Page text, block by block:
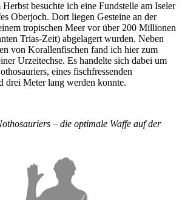
besuchte ich eine Fundstelle am Iseler
Oberjoch. Dort liegen Gesteine an der
tropischen Meer vor über 200 Millionen
Trias-Zeit) abgelagert wurden. Neben
von Korallenfischen fand ich hier zum
Urzeitechse. Es handelte sich dabei um
eines fischfressenden
drei Meter lang werden konnte.
– die optimale Waffe auf der